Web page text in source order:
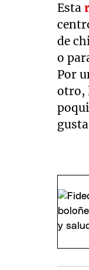
Esta
de
o
Por
otro,